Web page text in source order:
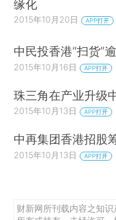
缘化
2015年10月20日 APP打开
中民投香港“扫货”
2015年10月16日 APP打开
珠三角在产业升级
2015年10月13日 APP打开
中再集团香港招股
2015年10月13日 APP打开
财新网所刊载内容之知